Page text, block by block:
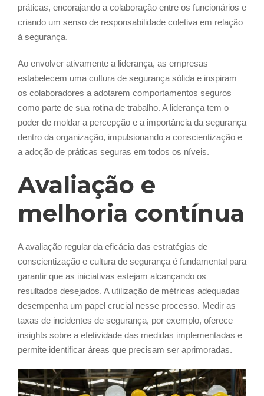
práticas, encorajando a colaboração entre os funcionários e
criando um senso de responsabilidade coletiva em relação
à segurança.
Ao envolver ativamente a liderança, as empresas
estabelecem uma cultura de segurança sólida e inspiram
os colaboradores a adotarem comportamentos seguros
como parte de sua rotina de trabalho. A liderança tem o
poder de moldar a percepção e a importância da segurança
dentro da organização, impulsionando a conscientização e
a adoção de práticas seguras em todos os níveis.
Avaliação e
melhoria contínua
A avaliação regular da eficácia das estratégias de
conscientização e cultura de segurança é fundamental para
garantir que as iniciativas estejam alcançando os
resultados desejados. A utilização de métricas adequadas
desempenha um papel crucial nesse processo. Medir as
taxas de incidentes de segurança, por exemplo, oferece
insights sobre a efetividade das medidas implementadas e
permite identificar áreas que precisam ser aprimoradas.